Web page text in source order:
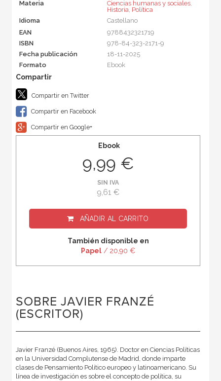
Materia Ciencias humanas y sociales,
Historia, Política
Idioma
Castellano
EAN
9788432321719
ISBN
978-84-323-2171-9
Fecha publicación
18-11-2025
Formato
Ebook
Compartir en Twitter
Compartir en Facebook
Compartir en Google+
Ebook
9,99 €
SIN IVA
9,61 €
AÑADIR AL CARRITO
También disponible en
Papel / 20,90 €
SOBRE JAVIER FRANZÉ
(ESCRITOR)
Javier Franzé (Buenos Aires, 1965). Doctor en Ciencias Políticas
en la Universidad Complutense de Madrid, donde imparte
clases de Pensamiento Político europeo y latinoamericano. Su
línea de investigación es sobre el concepto de política, su